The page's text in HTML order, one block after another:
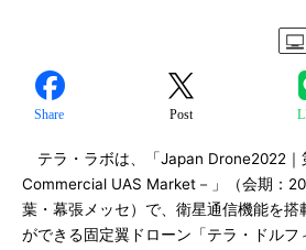
Share Post
テラ・ラボは、「Japan Drone2022｜
Commercial UAS Market－」（会期：
葉・幕張メッセ）で、衛星通信機能を
ができる固定翼ドローン「テラ・ドル